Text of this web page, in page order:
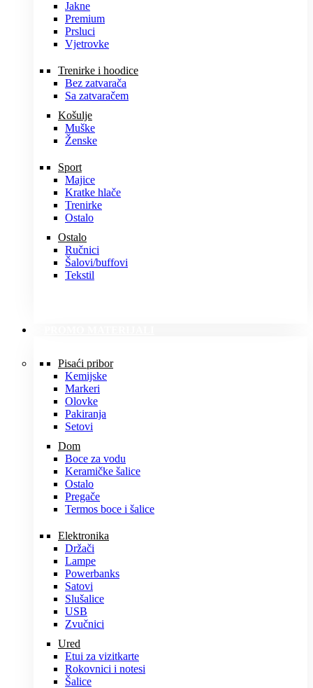
Jakne
Premium
Prsluci
Vjetrovke
Trenirke i hoodice
Bez zatvarača
Sa zatvaračem
Košulje
Muške
Ženske
Sport
Majice
Kratke hlače
Trenirke
Ostalo
Ostalo
Ručnici
Šalovi/buffovi
Tekstil
Pisaći pribor
Kemijske
Markeri
Olovke
Pakiranja
Setovi
Dom
Boce za vodu
Keramičke šalice
Ostalo
Pregače
Termos boce i šalice
Elektronika
Držači
Lampe
Powerbanks
Satovi
Slušalice
USB
Zvučnici
Ured
Etui za vizitkarte
Rokovnici i notesi
Šalice